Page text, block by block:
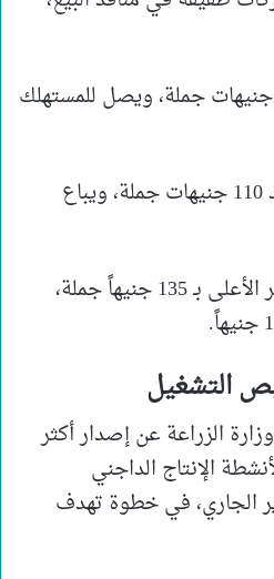
البيض الأحمر: سجل 110 جنيهات جملة، ويصل للمستهلك
البيض الأبيض: استقر عند 110 جنيهات جملة، ويباع
البيض البلدي: سجل السعر الأعلى بـ 135 جنيهاً جملة،
التشغيل
الزراعة عن إصدار أكثر
الإنتاج الداجني
الجاري، في خطوة تهدف